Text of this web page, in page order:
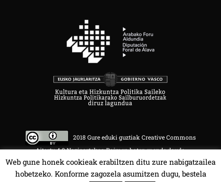
2018 Gure eduki guztiak Creative Commons
Aitortu 4.0 Nazioartekoa Baimen baten mende daude.
Web gune honek cookieak erabiltzen ditu zure nabigatzailea
hobetzeko. Konforme zagozela asumitzen dugu, bestela